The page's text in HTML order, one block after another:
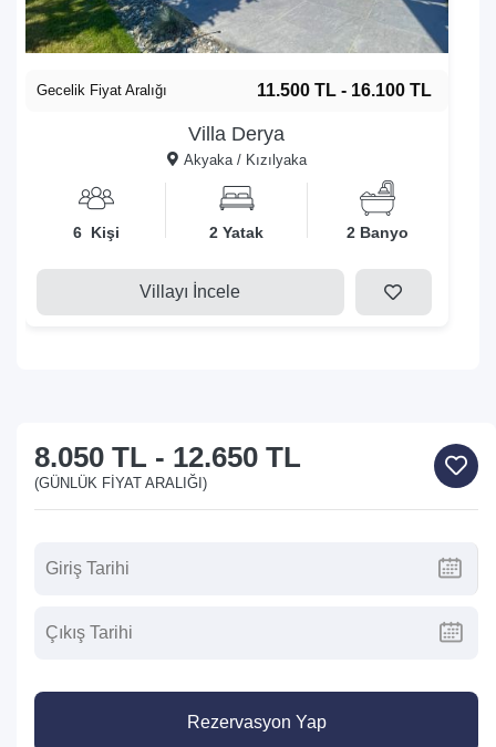
Villa Derya
Akyaka / Kızılyaka
Gecelik Fiyat Aralığı 11.500 TL - 16.100 TL
6 Kişi 2 Yatak 2 Banyo
Villayı İncele
8.050 TL - 12.650 TL
(GÜNLÜK FIYAT ARALIĞI)
Rezervasyon Yap